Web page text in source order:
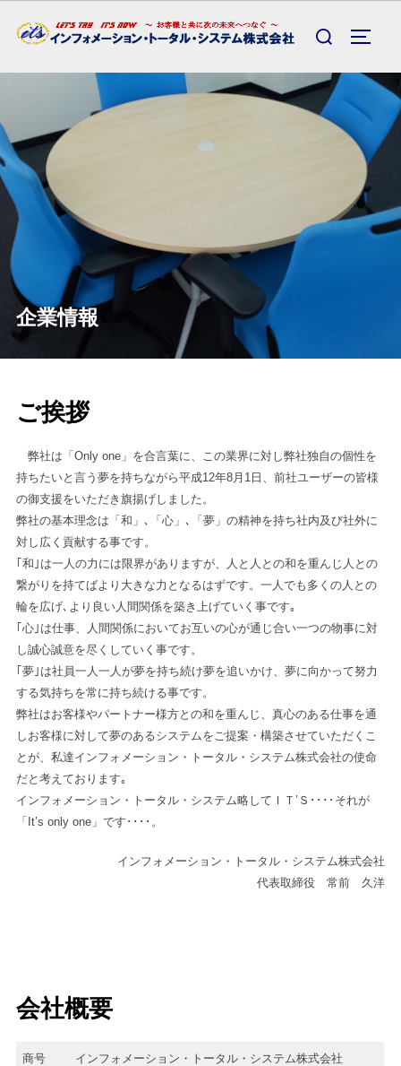
ン
ス
キ
ッ
プ
検
索
象:
企業情報
ご挨拶
弊社は「Only one」を合言葉に、この業界に対し弊社独自の個性を
持ちたいと言う夢を持ちながら平成12年8月1日、前社ユーザーの皆様
の御支援をいただき旗揚げしました。
弊社の基本理念は「和」､「心」､「夢」の精神を持ち社内及び社外に
対し広く貢献する事です。
｢和｣は一人の力には限界がありますが、人と人との和を重んじ人との
繋がりを持てばより大きな力となるはずです。一人でも多くの人との
輪を広げ､より良い人間関係を築き上げていく事です｡
｢心｣は仕事、人間関係においてお互いの心が通じ合い一つの物事に対
し誠心誠意を尽くしていく事です。
｢夢｣は社員一人一人が夢を持ち続け夢を追いかけ、夢に向かって努力
する気持ちを常に持ち続ける事です。
弊社はお客様やパートナー様方との和を重んじ、真心のある仕事を通
しお客様に対して夢のあるシステムをご提案・構築させていただくこ
とが、私達インフォメーション・トータル・システム株式会社の使命
だと考えております｡
インフォメーション・トータル・システム略してＩＴ’Ｓ････それが
「It’s only one」です････。
インフォメーション・トータル・システム株式会社
代表取締役 常前 久洋
会社概要
商号 インフォメーション・トータル・システム株式会社